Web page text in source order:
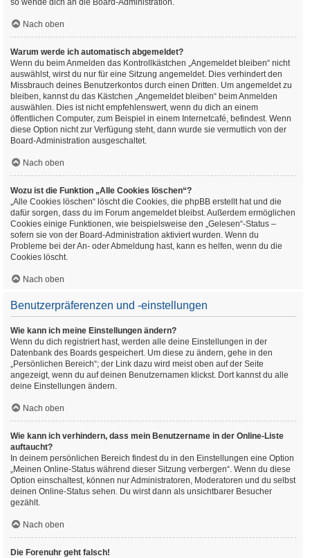
so wende dich an die Board-Administration.
Nach oben
Warum werde ich automatisch abgemeldet?
Wenn du beim Anmelden das Kontrollkästchen „Angemeldet bleiben“ nicht
auswählst, wirst du nur für eine Sitzung angemeldet. Dies verhindert den
Missbrauch deines Benutzerkontos durch einen Dritten. Um angemeldet zu
bleiben, kannst du das Kästchen „Angemeldet bleiben“ beim Anmelden
auswählen. Dies ist nicht empfehlenswert, wenn du dich an einem
öffentlichen Computer, zum Beispiel in einem Internetcafé, befindest. Wenn
diese Option nicht zur Verfügung steht, dann wurde sie vermutlich von der
Board-Administration ausgeschaltet.
Nach oben
Wozu ist die Funktion „Alle Cookies löschen“?
„Alle Cookies löschen“ löscht die Cookies, die phpBB erstellt hat und die
dafür sorgen, dass du im Forum angemeldet bleibst. Außerdem ermöglichen
Cookies einige Funktionen, wie beispielsweise den „Gelesen“-Status –
sofern sie von der Board-Administration aktiviert wurden. Wenn du
Probleme bei der An- oder Abmeldung hast, kann es helfen, wenn du die
Cookies löscht.
Nach oben
Benutzerpräferenzen und -einstellungen
Wie kann ich meine Einstellungen ändern?
Wenn du dich registriert hast, werden alle deine Einstellungen in der
Datenbank des Boards gespeichert. Um diese zu ändern, gehe in den
„Persönlichen Bereich“; der Link dazu wird meist oben auf der Seite
angezeigt, wenn du auf deinen Benutzernamen klickst. Dort kannst du alle
deine Einstellungen ändern.
Nach oben
Wie kann ich verhindern, dass mein Benutzername in der Online-Liste
auftaucht?
In deinem persönlichen Bereich findest du in den Einstellungen eine Option
„Meinen Online-Status während dieser Sitzung verbergen“. Wenn du diese
Option einschaltest, können nur Administratoren, Moderatoren und du selbst
deinen Online-Status sehen. Du wirst dann als unsichtbarer Besucher
gezählt.
Nach oben
Die Forenuhr geht falsch!